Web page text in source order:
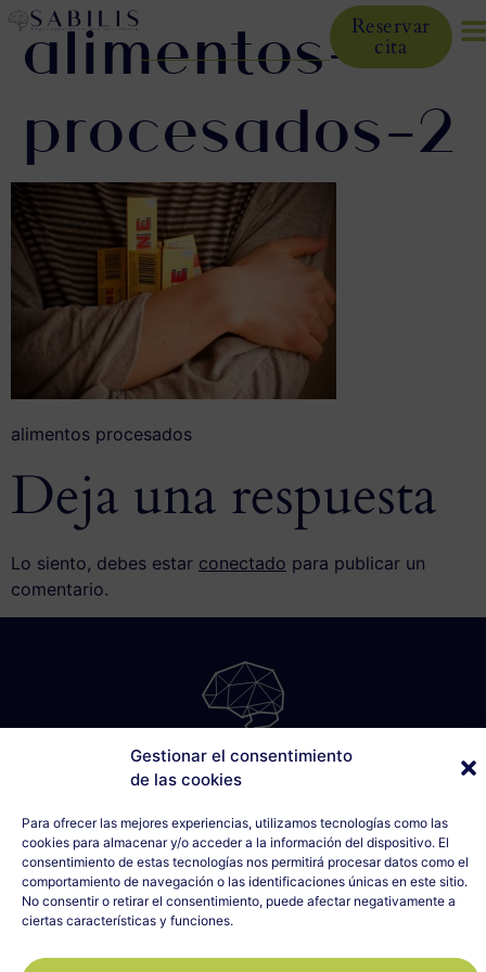
Gestionar el consentimiento
de las cookies
Para ofrecer las mejores experiencias, utilizamos tecnologías como las
cookies para almacenar y/o acceder a la información del dispositivo. El
consentimiento de estas tecnologías nos permitirá procesar datos como el
comportamiento de navegación o las identificaciones únicas en este sitio.
No consentir o retirar el consentimiento, puede afectar negativamente a
ciertas características y funciones.
Reservar
cita
alimentos-
procesados-2
alimentos procesados
Deja una respuesta
Lo siento, debes estar conectado para publicar un
comentario.
SÁBILIS
33007 Oviedo, Asturias
635 990 154
info@sabilis.com
Aviso Legal y Política de Privacidad
Política de Cookies